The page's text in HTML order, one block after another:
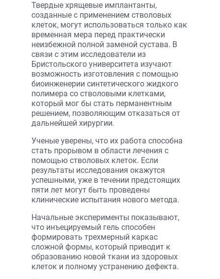
Твердые хрящевые имплантанты,
созданные с применением стволовых
клеток, могут использоваться только как
временная мера перед практически
неизбежной полной заменой сустава. В
связи с этим исследователи из
Бристольского университета изучают
возможность изготовления с помощью
биоинженерии синтетического жидкого
полимера со стволовыми клетками,
который мог бы стать перманентным
решением, позволяющим отказаться от
дальнейшей хирургии.
Ученые уверены, что их работа способна
стать прорывом в области лечения с
помощью стволовых клеток. Если
результаты исследования окажутся
успешными, уже в течении предстоящих
пяти лет могут быть проведены
клинические испытания нового метода.
Начальные эксперименты показывают,
что инъецируемый гель способен
формировать трехмерный каркас
сложной формы, который приводит к
образованию новой ткани из здоровых
клеток и полному устранению дефекта.